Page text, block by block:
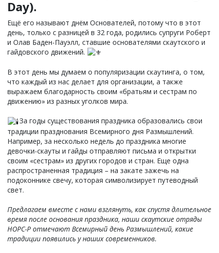
Day).
Ещё его называют днём Основателей, потому что в этот
день, только с разницей в 32 года, родились супруги Роберт
и Олав Баден-Пауэлл, ставшие основателями скаутского и
гайдовского движений.
В этот день мы думаем о популяризации скаутинга, о том,
что каждый из нас делает для организации, а также
выражаем благодарность своим «братьям и сестрам по
движению» из разных уголков мира.
За годы существования праздника образовались свои
традиции празднования Всемирного дня Размышлений.
Например, за несколько недель до праздника многие
девочки-скауты и гайды отправляют письма и открытки
своим «сестрам» из других городов и стран. Еще одна
распространенная традиция – на закате зажечь на
подоконнике свечу, которая символизирует путеводный
свет.
Предлагаем вместе с нами взглянуть, как спустя длительное
время после основания праздника, наши скаутские отряды
НОРС-Р отмечают Всемирный день Размышлений, какие
традиции появились у наших современников.